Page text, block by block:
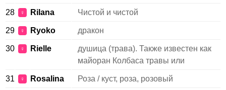
28 ♀ Rilana Чистой и чистой
29 ♀ Ryoko дракон
30 ♀ Rielle
душица (трава). Также известен как
майоран Колбаса травы или
31 ♀ Rosalina Роза / куст, роза, розовый